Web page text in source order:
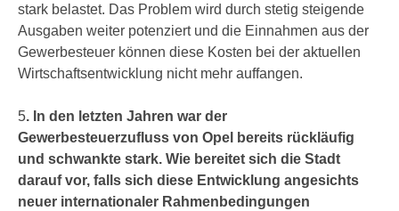
stark belastet. Das Problem wird durch stetig steigende
Ausgaben weiter potenziert und die Einnahmen aus der
Gewerbesteuer können diese Kosten bei der aktuellen
Wirtschaftsentwicklung nicht mehr auffangen.
5. In den letzten Jahren war der
Gewerbesteuerzufluss von Opel bereits rückläufig
und schwankte stark. Wie bereitet sich die Stadt
darauf vor, falls sich diese Entwicklung angesichts
neuer internationaler Rahmenbedingungen